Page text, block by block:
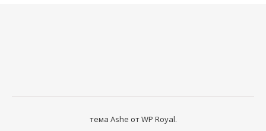
тема Ashe отWP Royal.